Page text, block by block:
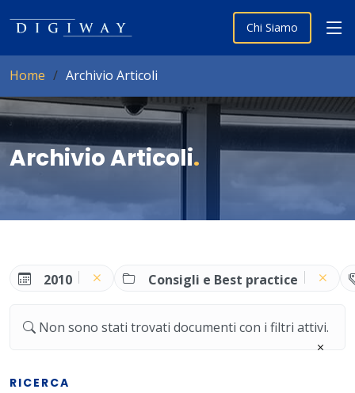
Chi Siamo
Home Archivio Articoli
Archivio Articoli.
2010 Consigli e Best practice
Non sono stati trovati documenti con i filtri attivi.
RICERCA